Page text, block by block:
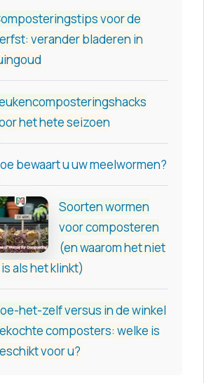
voor de
verander bladeren in
het hete seizoen
bewaart u uw meelwormen?
Soorten wormen
voor composteren
(en waarom het niet
als het klinkt)
het-zelf versus in de winkel
composters: welke is
voor u?